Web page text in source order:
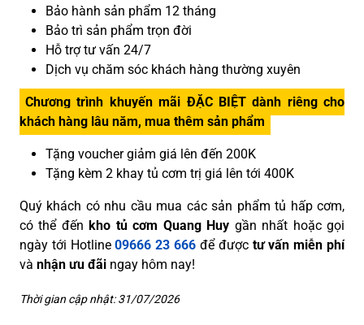
Bảo hành sản phẩm 12 tháng
Bảo trì sản phẩm trọn đời
Hỗ trợ tư vấn 24/7
Dịch vụ chăm sóc khách hàng thường xuyên
Chương trình khuyến mãi ĐẶC BIỆT dành riêng cho
khách hàng lâu năm, mua thêm sản phẩm
Tặng voucher giảm giá lên đến 200K
Tặng kèm 2 khay tủ cơm trị giá lên tới 400K
Quý khách có nhu cầu mua các sản phẩm tủ hấp cơm,
có thể đến kho tủ cơm Quang Huy gần nhất hoặc gọi
ngày tới Hotline09666 23 666 để được tư vấn miễn phí
và nhận ưu đãi ngay hôm nay!
Thời gian cập nhật: 31/07/2026